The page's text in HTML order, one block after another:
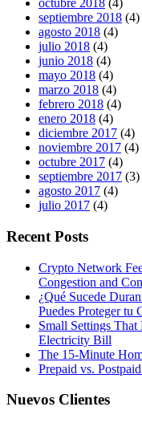
octubre 2018 (4)
septiembre 2018 (4)
agosto 2018 (4)
julio 2018 (4)
junio 2018 (4)
mayo 2018 (4)
marzo 2018 (4)
febrero 2018 (4)
enero 2018 (4)
diciembre 2017 (4)
noviembre 2017 (4)
octubre 2017 (4)
septiembre 2017 (3)
agosto 2017 (4)
julio 2017 (4)
Recent Posts
Crypto Network
Congestion and
¿Qué Sucede
Puedes Proteger tu
Small Settings
Electricity Bill
The 15-Minute
Prepaid vs.
Nuevos Clientes